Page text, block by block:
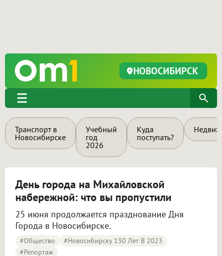
НОВОСИБИРСК
Транспорт в
Новосибирске
Учебный
год
2026
Куда
поступать?
День города на Михайловской
набережной: что вы пропустили
25 июня продолжается празднование Дня
Города в Новосибирске.
#Общество
#Новосибирску 130 Лет В 2023
#Репортаж